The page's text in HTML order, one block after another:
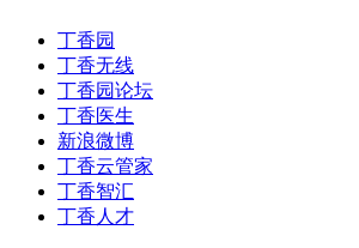
丁香园
丁香无线
丁香园论坛
丁香医生
新浪微博
丁香云管家
丁香智汇
丁香人才